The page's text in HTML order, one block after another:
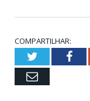
COMPARTILHAR:
Twitter
Email